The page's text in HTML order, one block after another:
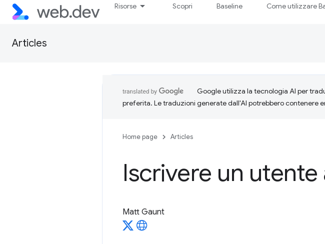
Risorse Scopri Baseline Come utilizzare
Articles
Google utilizza la tecnologia AI per
preferita. Le traduzioni generate dall'AI potrebbero contenere
Home page Articles
Iscrivere un
Matt Gaunt